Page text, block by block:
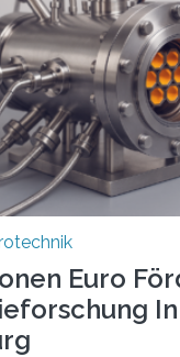
Erneuerbare-
entscheidend für die
an das Netz
Nach dem
Netzbetreiber…
Euro
In